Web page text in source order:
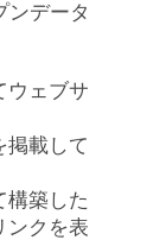
ンデータ
ウェブサ
掲載して
構築した
ンクを表